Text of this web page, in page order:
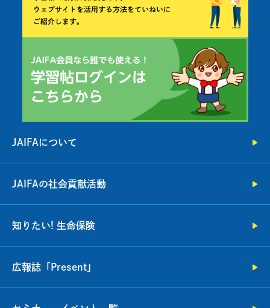
JAIFAについて
JAIFAの社会貢献活動
知りたい! 生命保険
広報誌「Present」